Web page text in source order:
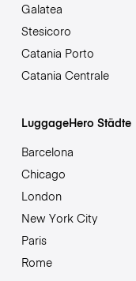
Galatea
Stesicoro
Catania Porto
Catania Centrale
LuggageHero Städte
Barcelona
Chicago
London
New York City
Paris
Rome